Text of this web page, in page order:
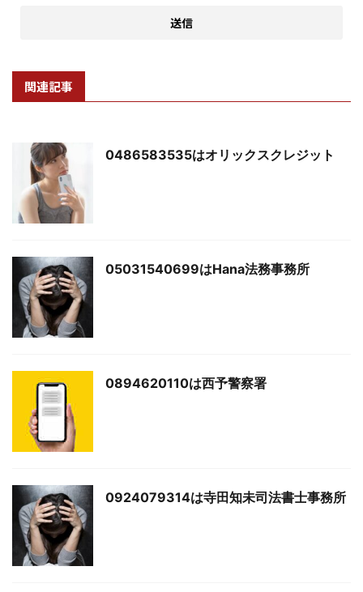
関連記事
0486583535はオリックスクレジット
05031540699はHana法務事務所
0894620110は西予警察署
0924079314は寺田知未司法書士事務所